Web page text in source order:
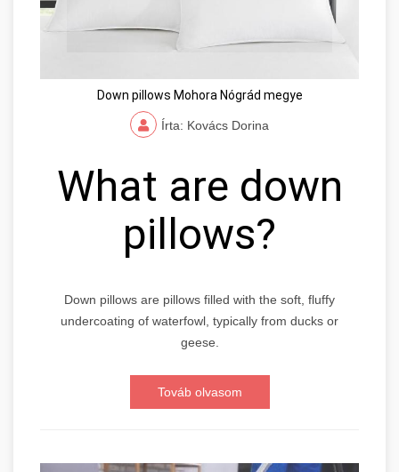
Down pillows Mohora Nógrád megye
Írta: Kovács Dorina
What are down
pillows?
Down pillows are pillows filled with the soft, fluffy
undercoating of waterfowl, typically from ducks or
geese.
Továb olvasom